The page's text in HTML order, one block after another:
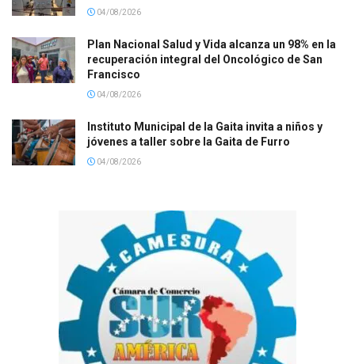
04/08/2026
Plan Nacional Salud y Vida alcanza un 98% en la
recuperación integral del Oncológico de San
Francisco
04/08/2026
Instituto Municipal de la Gaita invita a niños y
jóvenes a taller sobre la Gaita de Furro
04/08/2026